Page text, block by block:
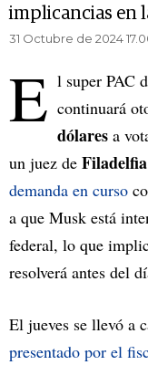
implicancias en
31 Octubre de 2024
E l super PAC
continuará
dólares a
un juez de Filadelfia
demanda en curso
a que Musk está
federal, lo que
resolverá antes del
El jueves se llevó a
presentado por el